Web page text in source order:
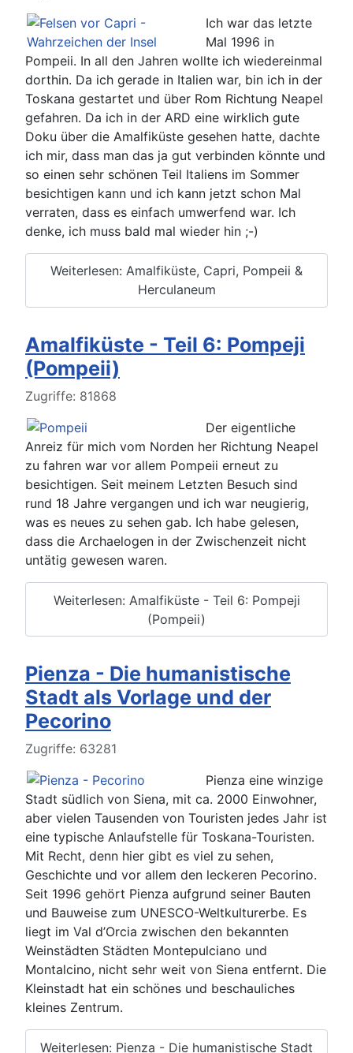
Ich war das letzte
Mal 1996 in
Pompeii. In all den Jahren wollte ich wiedereinmal
dorthin. Da ich gerade in Italien war, bin ich in der
Toskana gestartet und über Rom Richtung Neapel
gefahren. Da ich in der ARD eine wirklich gute
Doku über die Amalfiküste gesehen hatte, dachte
ich mir, dass man das ja gut verbinden könnte und
so einen sehr schönen Teil Italiens im Sommer
besichtigen kann und ich kann jetzt schon Mal
verraten, dass es einfach umwerfend war. Ich
denke, ich muss bald mal wieder hin ;-)
Weiterlesen: Amalfiküste, Capri, Pompeii &
Herculaneum
Amalfiküste - Teil 6: Pompeji
(Pompeii)
Details
Zugriffe: 81868
Der eigentliche
Anreiz für mich vom Norden her Richtung Neapel
zu fahren war vor allem Pompeii erneut zu
besichtigen. Seit meinem Letzten Besuch sind
rund 18 Jahre vergangen und ich war neugierig,
was es neues zu sehen gab. Ich habe gelesen,
dass die Archaelogen in der Zwischenzeit nicht
untätig gewesen waren.
Weiterlesen: Amalfiküste - Teil 6: Pompeji
(Pompeii)
Pienza - Die humanistische
Stadt als Vorlage und der
Pecorino
Details
Zugriffe: 63281
Pienza eine winzige
Stadt südlich von Siena, mit ca. 2000 Einwohner,
aber vielen Tausenden von Touristen jedes Jahr ist
eine typische Anlaufstelle für Toskana-Touristen.
Mit Recht, denn hier gibt es viel zu sehen,
Geschichte und vor allem den leckeren Pecorino.
Seit 1996 gehört Pienza aufgrund seiner Bauten
und Bauweise zum UNESCO-Weltkulturerbe. Es
liegt im Val d’Orcia zwischen den bekannten
Weinstädten Städten Montepulciano und
Montalcino, nicht sehr weit von Siena entfernt. Die
Kleinstadt hat ein schönes und beschauliches
kleines Zentrum.
Weiterlesen: Pienza - Die humanistische Stadt